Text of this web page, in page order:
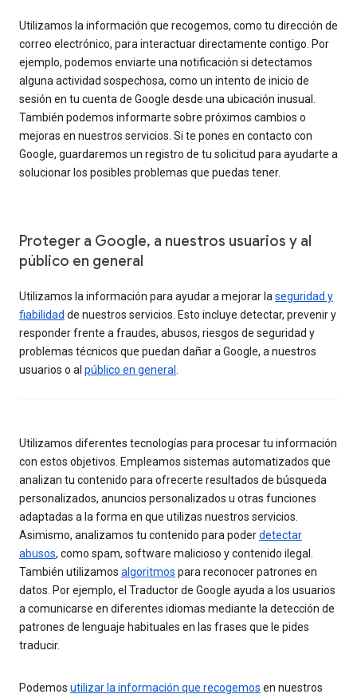
Utilizamos la información que recogemos, como tu dirección de
correo electrónico, para interactuar directamente contigo. Por
ejemplo, podemos enviarte una notificación si detectamos
alguna actividad sospechosa, como un intento de inicio de
sesión en tu cuenta de Google desde una ubicación inusual.
También podemos informarte sobre próximos cambios o
mejoras en nuestros servicios. Si te pones en contacto con
Google, guardaremos un registro de tu solicitud para ayudarte a
solucionar los posibles problemas que puedas tener.
Proteger a Google, a nuestros usuarios y al
público en general
Utilizamos la información para ayudar a mejorar la seguridad y
fiabilidad de nuestros servicios. Esto incluye detectar, prevenir y
responder frente a fraudes, abusos, riesgos de seguridad y
problemas técnicos que puedan dañar a Google, a nuestros
usuarios o al público en general
Utilizamos diferentes tecnologías para procesar tu información
con estos objetivos. Empleamos sistemas automatizados que
analizan tu contenido para ofrecerte resultados de búsqueda
personalizados, anuncios personalizados u otras funciones
adaptadas a la forma en que utilizas nuestros servicios.
Asimismo, analizamos tu contenido para poderdetectar
abusos, como spam, software malicioso y contenido ilegal.
También utilizamos algoritmos para reconocer patrones en
datos. Por ejemplo, el Traductor de Google ayuda a los usuarios
a comunicarse en diferentes idiomas mediante la detección de
patrones de lenguaje habituales en las frases que le pides
traducir.
Podemos utilizar la información que recogemos en nuestros